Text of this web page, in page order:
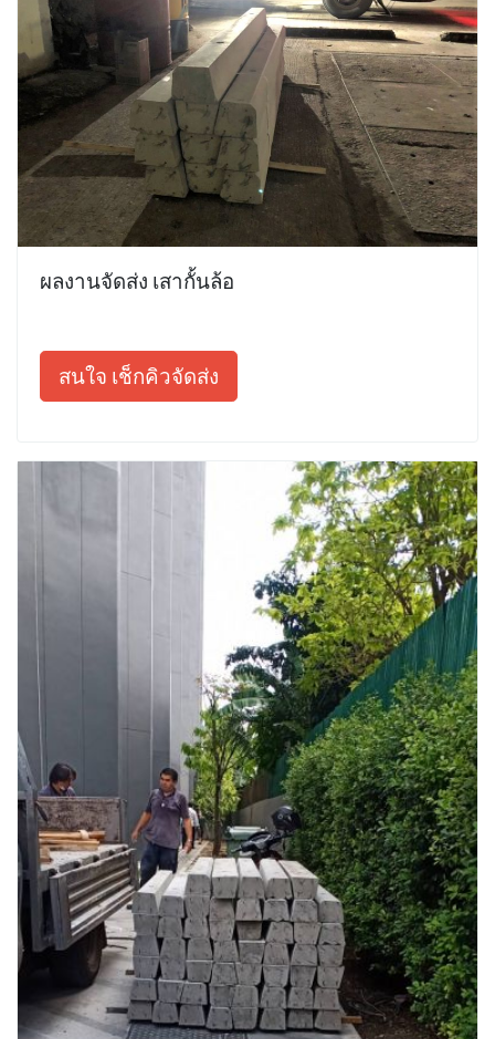
ผลงานจัดส่ง เสากั้นล้อ
สนใจ เช็กคิวจัดส่ง